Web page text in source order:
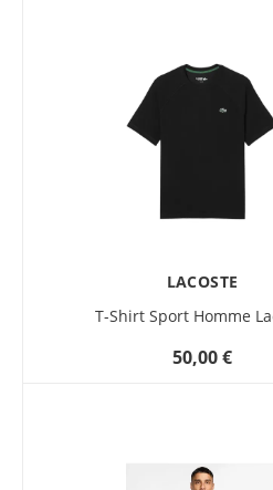
LACOSTE
T-Shirt Sport Homme
50,00 €